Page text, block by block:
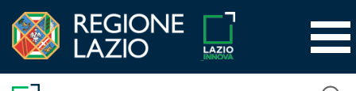
contenuto